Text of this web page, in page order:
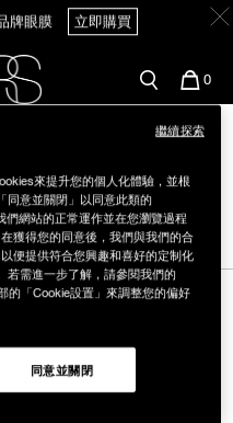
牌眼膜 立即購買
14%回饋
買1送1 立即購買
你腮紅露 立即購買
您
品
0
來提升您的個人化體驗，並根
同意並關閉」以同意此類的
網站的正常運作並在您瀏覽過程
獲得您的同意後，我們與我們的合
便提供符合您興趣和喜好的定制化
若需進一步了解，請參閱我們的
的「Cookie設置」來調整您的偏好
同意並關閉
繼續探索